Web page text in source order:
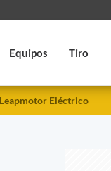
Equipos Tiro
Leapmotor Eléctrico